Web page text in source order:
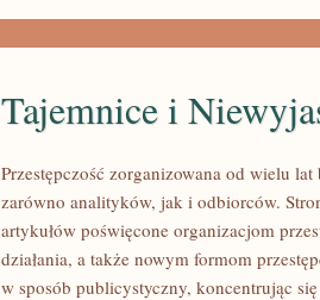
Tajemnice i
Przestępczość zorganizowana od wielu
zarówno analityków, jak i odbiorców.
artykułów poświęcone organizacjom
działania, a także nowym formom
w sposób publicystyczny, koncentrując